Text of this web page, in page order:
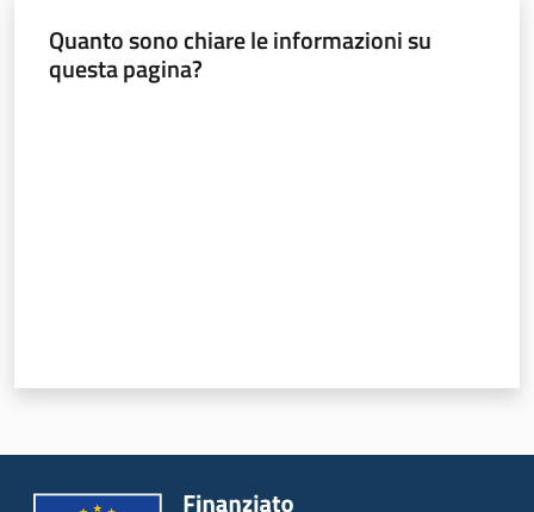
Piani Programmi
Quanto sono chiare le informazioni su
questa pagina?